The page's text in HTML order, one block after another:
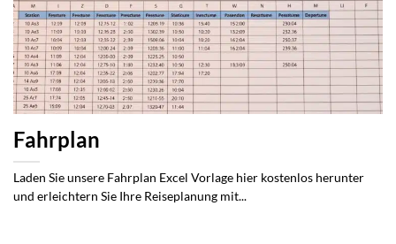
Fahrplan
Laden Sie unsere Fahrplan Excel Vorlage hier kostenlos herunter
und erleichtern Sie Ihre Reiseplanung mit...